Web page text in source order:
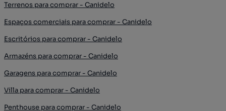
Terrenos para comprar - Canidelo
Espaços comerciais para comprar - Canidelo
Escritórios para comprar - Canidelo
Armazéns para comprar - Canidelo
Garagens para comprar - Canidelo
Villa para comprar - Canidelo
Penthouse para comprar - Canidelo